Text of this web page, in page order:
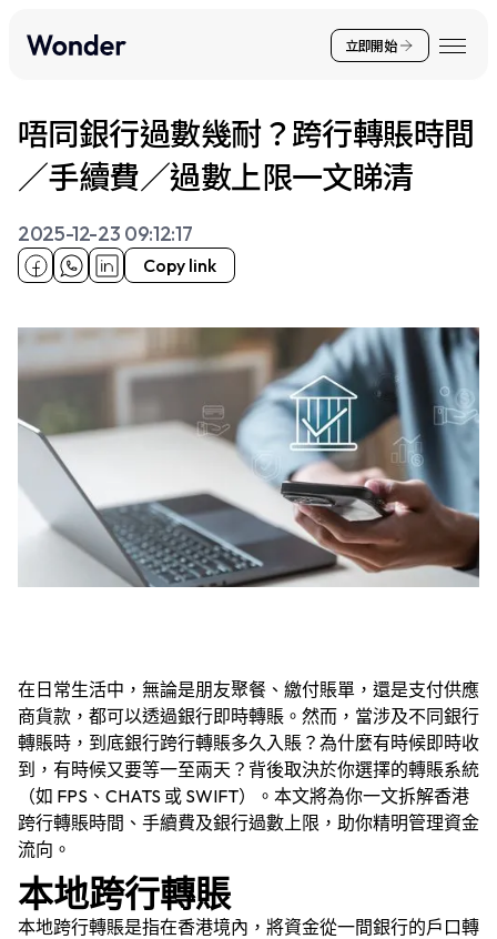
立即開始
唔同銀行過數幾耐？跨行轉賬時間
／手續費／過數上限一文睇清
2025-12-23 09:12:17
Copy link
在日常生活中，無論是朋友聚餐、繳付賬單，還是支付供應
商貨款，都可以透過銀行即時轉賬。然而，當涉及不同銀行
轉賬時，到底銀行跨行轉賬多久入賬？為什麼有時候即時收
到，有時候又要等一至兩天？背後取決於你選擇的轉賬系統
（如 FPS、CHATS 或 SWIFT）。本文將為你一文拆解香港
跨行轉賬時間、手續費及銀行過數上限，助你精明管理資金
流向。
本地跨行轉賬
本地跨行轉賬是指在香港境內，將資金從一間銀行的戶口轉